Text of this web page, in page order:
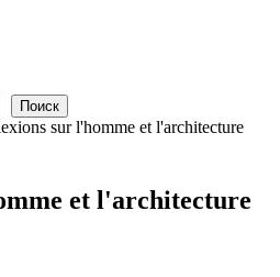
Поиск
sur l'homme et l'architecture
et l'architecture